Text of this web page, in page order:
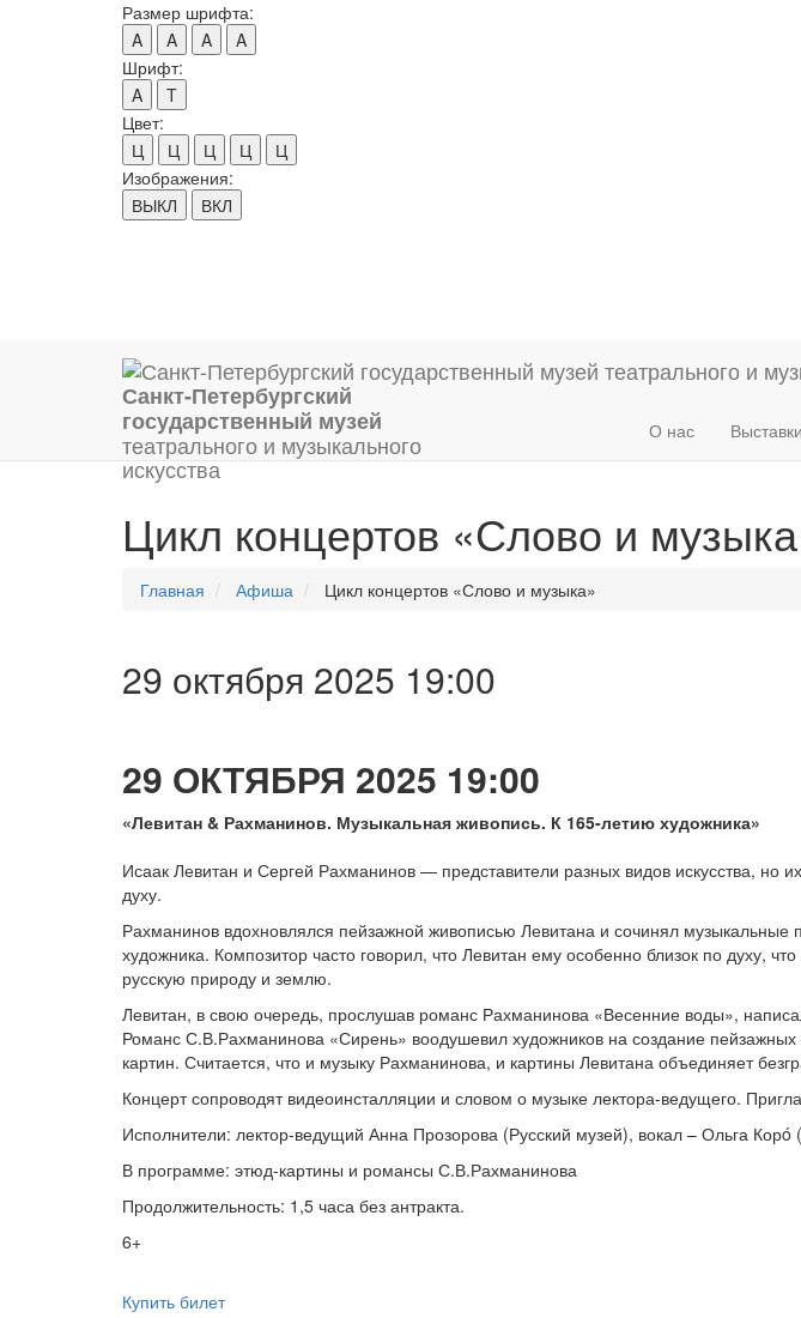
Размер шрифта:
A
A A
A
Шрифт:
A
T
Цвет:
Ц
Ц Ц Ц
Ц
Изображения:
ВЫКЛ
ВКЛ
Санкт-Петербургский
государственный музей
театрального и музыкального
искусства
О нас Выставки
Цикл концертов «Слово и
Главная Афиша Цикл концертов «Слово и музыка»
29 октября 2025 19:00
29 ОКТЯБРЯ 2025 19:00
Левитан & Рахманинов. Музыкальная живопись. К 165-летию художника
Исаак Левитан и Сергей Рахманинов — представители разных видов искусства, но
духу.
Рахманинов вдохновлялся пейзажной живописью Левитана и сочинял музыкальные
художника. Композитор часто говорил, что Левитан ему особенно близок по духу,
русскую природу и землю.
Левитан, в свою очередь, прослушав романс Рахманинова «Весенние воды»,
Романс С.В.Рахманинова «Сирень» воодушевил художников на создание
картин. Считается, что и музыку Рахманинова, и картины Левитана объединяет
Концерт сопроводят видеоинсталляции и словом о музыке лектора-ведущего.
Исполнители: лектор-ведущий Анна Прозорова (Русский музей), вокал – Ольга Корó
В программе: этюд-картины и романсы С.В.Рахманинова
Продолжительность: 1,5 часа без антракта.
6+
Купить билет